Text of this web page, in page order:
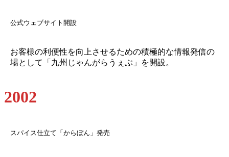
公式ウェブサイト開設
お客様の利便性を向上させるための積極的な情報発信の
場として「九州じゃんがらうぇぶ」を開設。
2002
スパイス仕立て「からぼん」発売